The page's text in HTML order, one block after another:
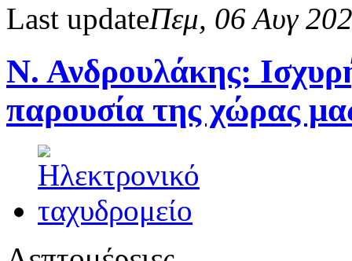
Last updateΠεμ, 06 Αυγ
Ν. Ανδρουλάκης:
παρουσία της χώρας